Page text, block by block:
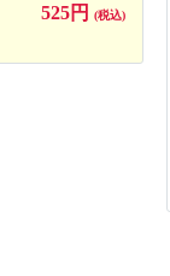
525円 (税込)